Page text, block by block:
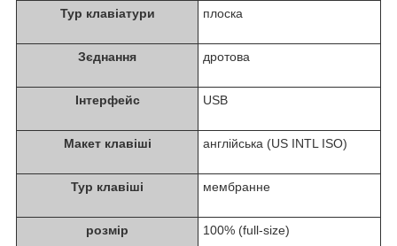
Typ клавіатури плоска
Зєднання дротова
Інтерфейс USB
Макет клавіші англійська (US INTL ISO)
Typ клавіші мембранне
розмір 100% (full-size)